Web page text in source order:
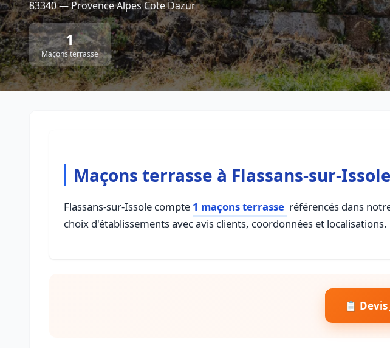
83340 — Provence Alpes Cote Dazur
1
Maçons terrasse
Maçons terrasse à Flassans-sur-Issole
Flassans-sur-Issole compte 1 maçons terrasse référencés dans
choix d'établissements avec avis clients, coordonnées et localisations.
📋